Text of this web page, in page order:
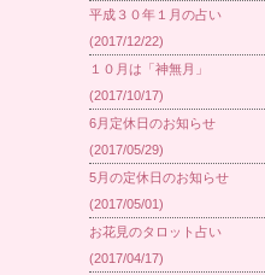
平成３０年１月の占い
(2017/12/22)
１０月は「神無月」
(2017/10/17)
6月定休日のお知らせ
(2017/05/29)
5月の定休日のお知らせ
(2017/05/01)
お花見のタロット占い
(2017/04/17)